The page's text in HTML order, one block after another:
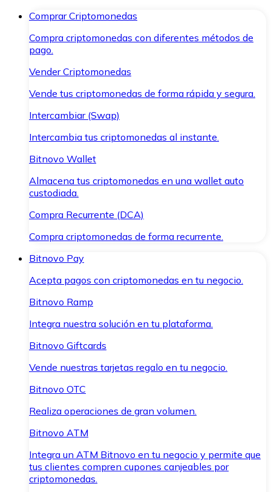
Comprar Criptomonedas
Compra criptomonedas con diferentes métodos de
pago.
Vender Criptomonedas
Vende tus criptomonedas de forma rápida y segura.
Intercambiar (Swap)
Intercambia tus criptomonedas al instante.
Bitnovo Wallet
Almacena tus criptomonedas en una wallet auto
custodiada.
Compra Recurrente (DCA)
Compra criptomonedas de forma recurrente.
Bitnovo Pay
Acepta pagos con criptomonedas en tu negocio.
Bitnovo Ramp
Integra nuestra solución en tu plataforma.
Bitnovo Giftcards
Vende nuestras tarjetas regalo en tu negocio.
Bitnovo OTC
Realiza operaciones de gran volumen.
Bitnovo ATM
Integra un ATM Bitnovo en tu negocio y permite que
tus clientes compren cupones canjeables por
criptomonedas.